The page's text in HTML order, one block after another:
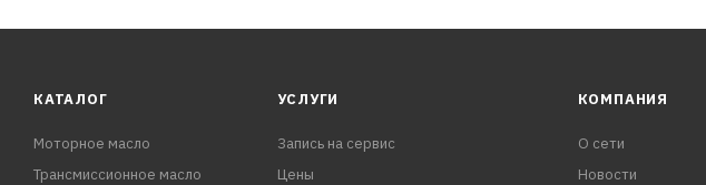
КАТАЛОГ
Моторное масло
Трансмиссионное масло
УСЛУГИ
Запись на сервис
Цены
КОМПАНИЯ
О сети
Новости